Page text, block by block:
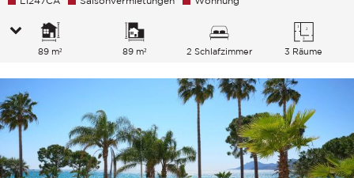
89 m² 89 m² 2 Schlafzimmer 3 Räume